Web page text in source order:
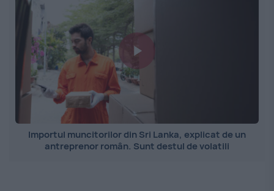
Importul muncitorilor din Sri Lanka, explicat de un
antreprenor român. Sunt destul de volatili